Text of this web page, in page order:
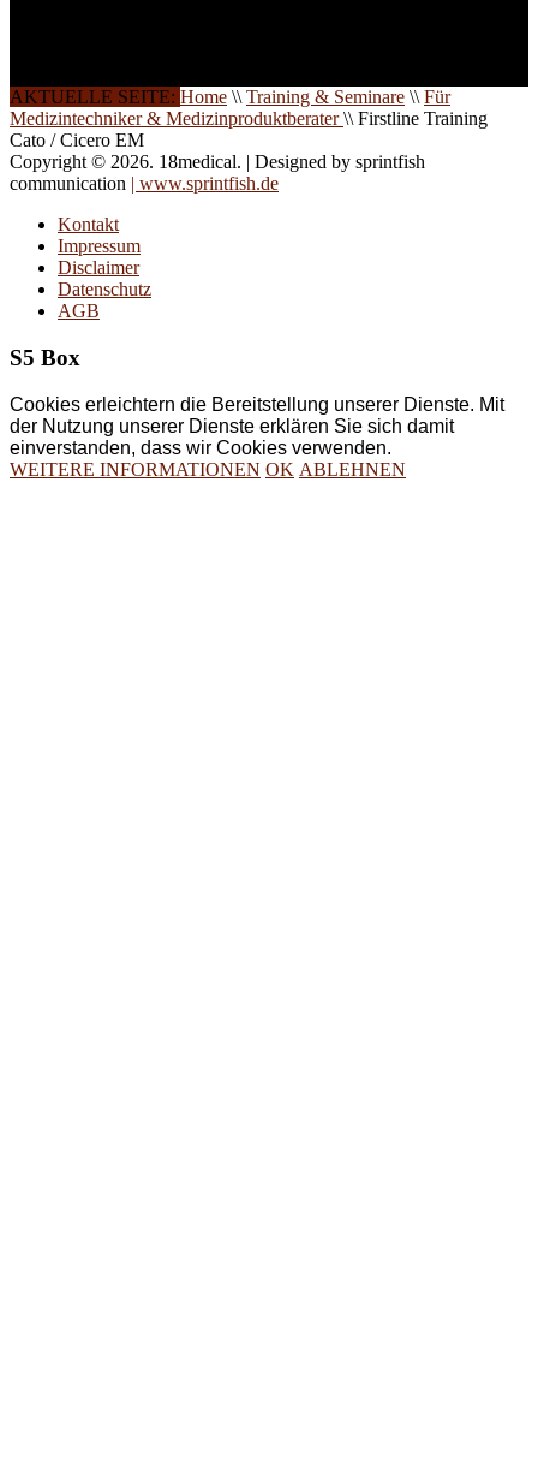
AKTUELLE SEITE: Home \\ Training & Seminare \\ Für
Medizintechniker & Medizinproduktberater\\ Firstline Training
Cato / Cicero EM
Copyright © 2026. 18medical. | Designed by sprintfish
communication | www.sprintfish.de
Kontakt
Impressum
Disclaimer
Datenschutz
AGB
S5 Box
Cookies erleichtern die Bereitstellung unserer Dienste. Mit
der Nutzung unserer Dienste erklären Sie sich damit
einverstanden, dass wir Cookies verwenden.
WEITERE INFORMATIONEN OK ABLEHNEN